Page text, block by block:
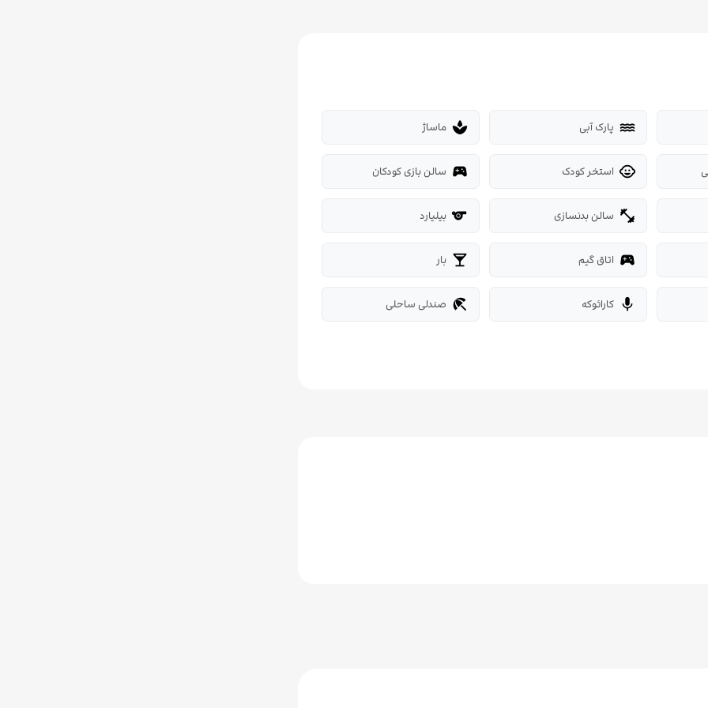
water پارک آبی spa ماساژ
child_care استخر کودک sports_esports سالن بازی کودکان
fitness_center سالن بدنسازی
sports_billiards بیلیارد
sports_esports اتاق گیم local_bar بار
mic کارائوکه beach_access صندلی ساحلی